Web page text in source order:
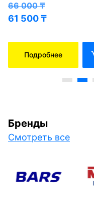
66 000₸
61 500₸
Подробнее
Бренды
Смотреть все